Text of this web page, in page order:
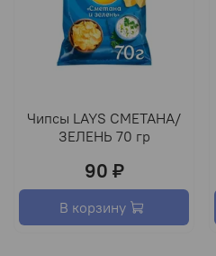
Чипсы LAYS СМЕТАНА/
ЗЕЛЕНЬ 70 гр
90 ₽
В корзину